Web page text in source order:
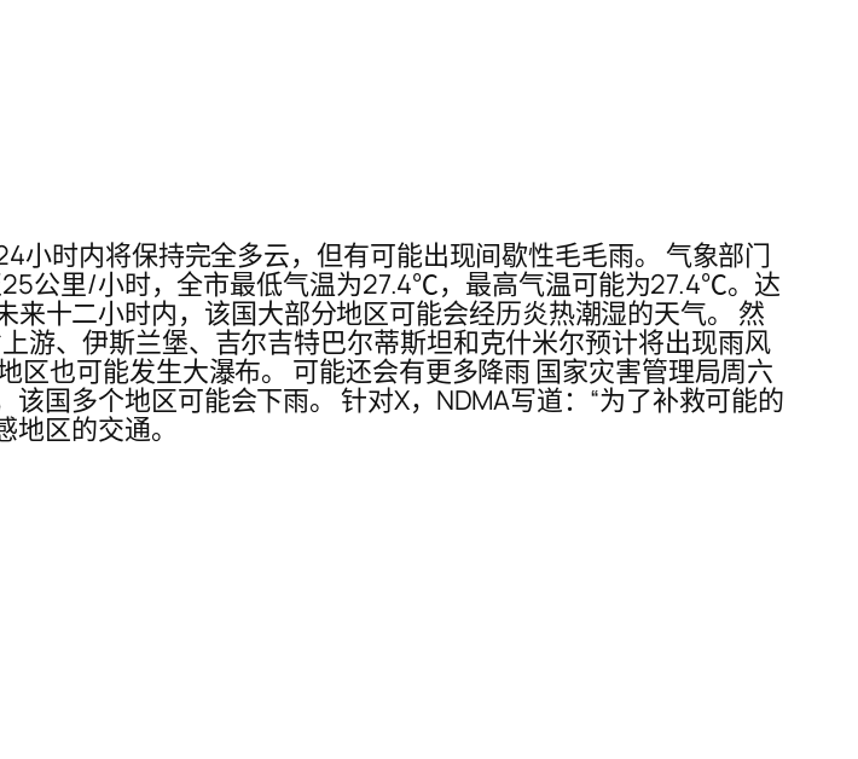
小时内将保持完全多云，但有可能出现间歇性毛毛雨。 气象部门
公里/小时，全市最低气温为27.4℃，最高气温可能为27.4℃。达
来十二小时内，该国大部分地区可能会经历炎热潮湿的天气。 然
游、伊斯兰堡、吉尔吉特巴尔蒂斯坦和克什米尔预计将出现雨风
也可能发生大瀑布。 可能还会有更多降雨 国家灾害管理局周六
国多个地区可能会下雨。 针对X，NDMA写道：“为了补救可能的
区的交通。